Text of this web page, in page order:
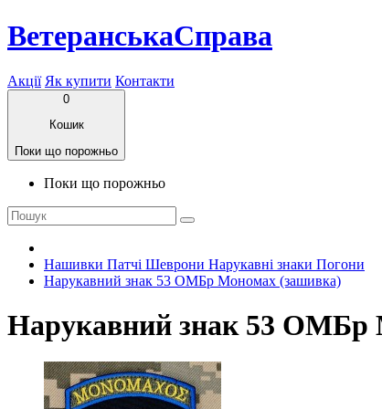
ВетеранськаСправа
Акції Як купити Контакти
0
Кошик
Поки що порожньо
Поки що порожньо
Нашивки Патчі Шеврони Нарукавні знаки Погони
Нарукавний знак 53 ОМБр Мономах (зашивка)
Нарукавний знак 53 ОМБр